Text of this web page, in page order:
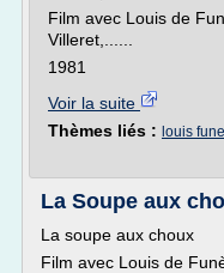
Film avec Louis de
Villeret,......
1981
Voir la suite
Thèmes liés : louis
La Soupe aux
La soupe aux choux
Film avec Louis de